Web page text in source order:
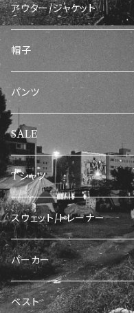
アウター/ジャケット
ナイロンジャケット
トラックジャケット
デニムジャケット
フリースジャケット
帽子
キャップ
パンツ
デニムパンツ/ジーンズ
ワークパンツ
SALE
Tシャツ
スウェット/トレーナー
パーカー
ベスト